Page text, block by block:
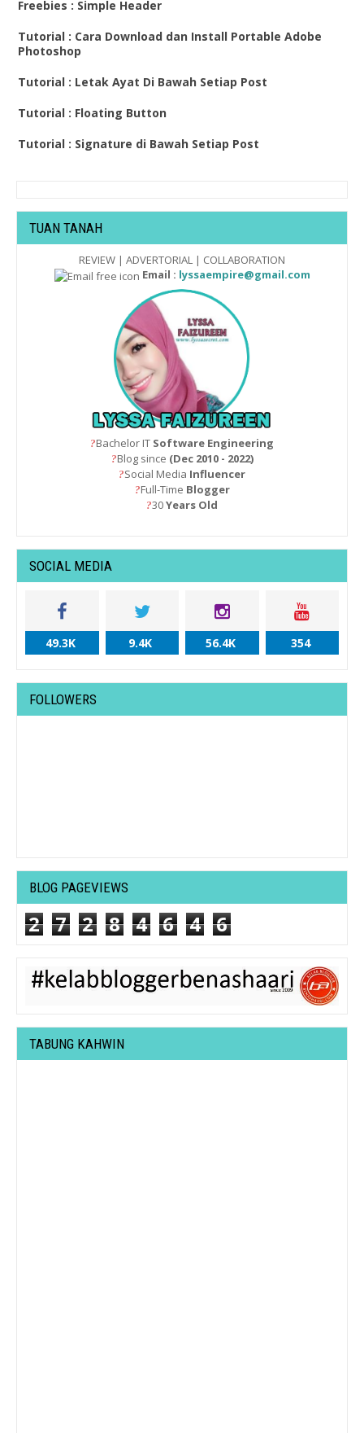
Freebies : Simple Header
Tutorial : Cara Download dan Install Portable Adobe
Photoshop
Tutorial : Letak Ayat Di Bawah Setiap Post
Tutorial : Floating Button
Tutorial : Signature di Bawah Setiap Post
TUAN TANAH
REVIEW | ADVERTORIAL | COLLABORATION
Email : lyssaempire@gmail.com
?Bachelor IT Software Engineering
?Blog since (Dec 2010 - 2022)
?Social Media Influencer
?Full-Time Blogger
?30Years Old
SOCIAL MEDIA
49.3K 9.4K 56.4K 354
FOLLOWERS
BLOG PAGEVIEWS
2 7 2 8 4 6 4 6
TABUNG KAHWIN